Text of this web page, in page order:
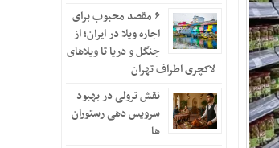
۶ مقصد محبوب برای
اجاره ویلا در ایران؛ از
جنگل و دریا تا ویلاهای
لاکچری اطراف تهران
نقش ترولی در بهبود
سرویس دهی رستوران
ها